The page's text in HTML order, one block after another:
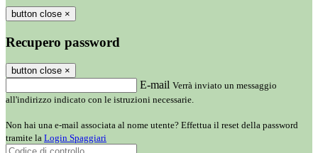
button close ×
Recupero password
button close ×
E-mail Verrà inviato un messaggio
all'indirizzo indicato con le istruzioni necessarie.
Non hai una e-mail associata al nome utente? Effettua il reset della password
tramite la Login Spaggiari